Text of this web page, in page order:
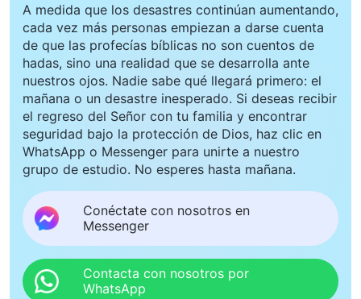
A medida que los desastres continúan aumentando,
cada vez más personas empiezan a darse cuenta
de que las profecías bíblicas no son cuentos de
hadas, sino una realidad que se desarrolla ante
nuestros ojos. Nadie sabe qué llegará primero: el
mañana o un desastre inesperado. Si deseas recibir
el regreso del Señor con tu familia y encontrar
seguridad bajo la protección de Dios, haz clic en
WhatsApp o Messenger para unirte a nuestro
grupo de estudio. No esperes hasta mañana.
Conéctate con nosotros en
Messenger
Contacta con nosotros por
WhatsApp